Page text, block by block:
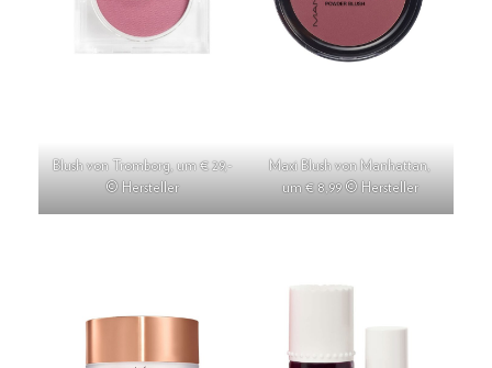
Blush von Tromborg, um € 29,-
© Hersteller
Maxi Blush von Manhattan,
um € 8,99 © Hersteller